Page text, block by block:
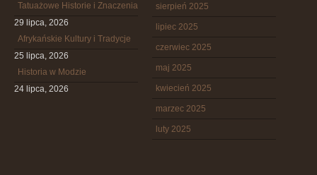
Tatuażowe Historie i Znaczenia
29 lipca, 2026
Afrykańskie Kultury i Tradycje
25 lipca, 2026
Historia w Modzie
24 lipca, 2026
sierpień 2025
lipiec 2025
czerwiec 2025
maj 2025
kwiecień 2025
marzec 2025
luty 2025